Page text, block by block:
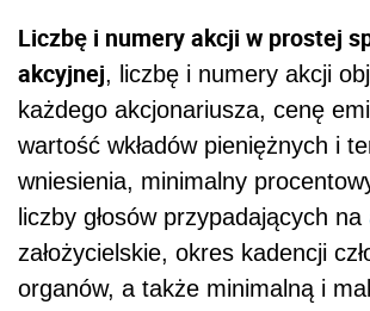
Liczbę i numery akcji w prostej
akcyjnej, liczbę i numery akcji
każdego akcjonariusza, cenę
wartość wkładów pieniężnych i
wniesienia, minimalny
liczby głosów przypadających na
założycielskie, okres kadencji
organów, a także minimalną i